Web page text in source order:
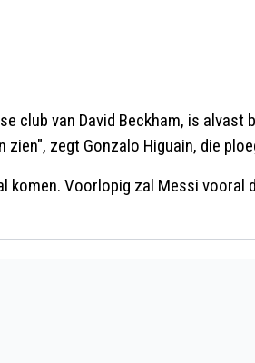
club van David Beckham, is alvast
zien", zegt Gonzalo Higuain, die
komen. Voorlopig zal Messi vooral